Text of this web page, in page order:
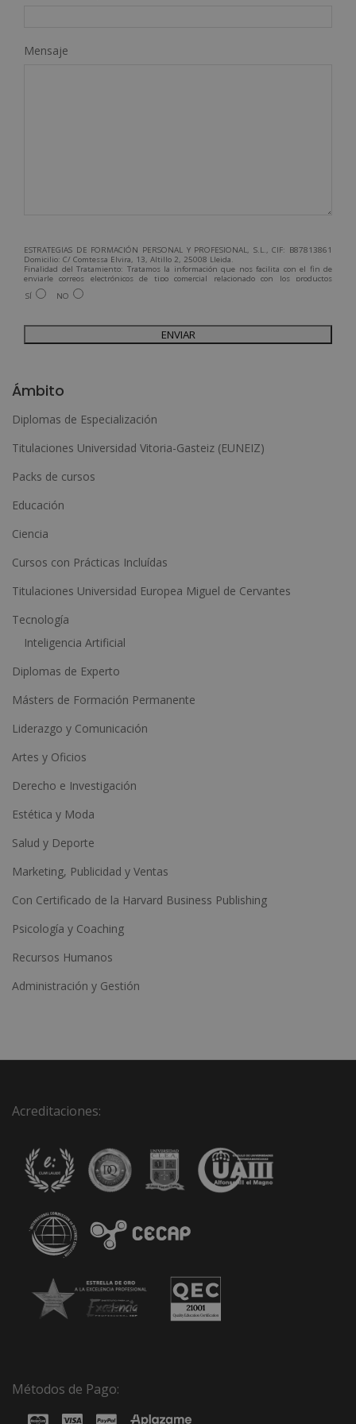
Mensaje
ESTRATEGIAS DE FORMACIÓN PERSONAL Y PROFESIONAL, S.L., CIF: B87813861
Domicilio: C/ Comtessa Elvira, 13, Altillo 2, 25008 Lleida.
Finalidad del Tratamiento: Tratamos la información que nos facilita con el fin de
enviarle correos electrónicos de tipo comercial relacionado con los productos
ofrecidos y otros tipo de productos que fueran de su interés.
Legitimación del tratamiento: Consentimiento del interesado.
Para más información consulte nuestra Política de Privacidad.
Desea recibir información comercial (vía telefónica y/o email):
SÍ NO
e
r
n
i
v
e
Ámbito
Diplomas de Especialización
Titulaciones Universidad Vitoria-Gasteiz (EUNEIZ)
Packs de cursos
Educación
Ciencia
Cursos con Prácticas Incluídas
Titulaciones Universidad Europea Miguel de Cervantes
Tecnología
Inteligencia Artificial
Diplomas de Experto
Másters de Formación Permanente
Liderazgo y Comunicación
Artes y Oficios
Derecho e Investigación
Estética y Moda
Salud y Deporte
Marketing, Publicidad y Ventas
Con Certificado de la Harvard Business Publishing
Psicología y Coaching
Recursos Humanos
Administración y Gestión
Acreditaciones:
Métodos de Pago: